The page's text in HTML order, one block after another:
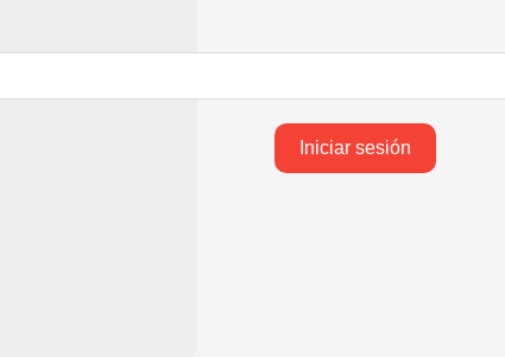
Iniciar sesión